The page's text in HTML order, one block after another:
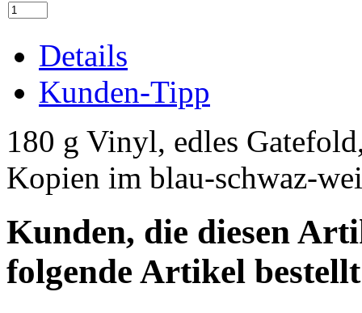
Details
Kunden-Tipp
180 g Vinyl, edles
Kopien im blau-schwaz-
Kunden, die diesen
folgende Artikel